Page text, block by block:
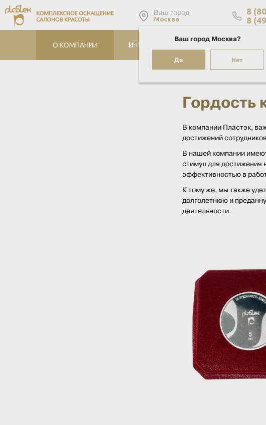
Ваш город
Москва
Ваш город Москва?
Да Нет
8
8
О КОМПАНИИ ИНТЕРНЕТ-МАГАЗИН
Гордость
В компании Пластэк,
достижений
В нашей компании
стимул для достижения
эффективностью в
К тому же, мы также
долголетнюю и
деятельности.